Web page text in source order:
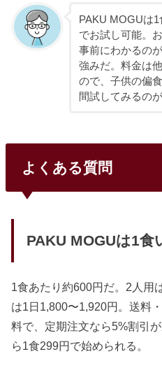
PAKU MOGUは
でお試し可能。
事前にわかるの
強みだ。料金は
ので、子供の偏
間試してみるのが
よくある質問
PAKU MOGUは1食
1食あたり約600円だ。2人用
は1日1,800〜1,920円。送料
料で、定期注文なら5%割引
ら1食299円で始められる。